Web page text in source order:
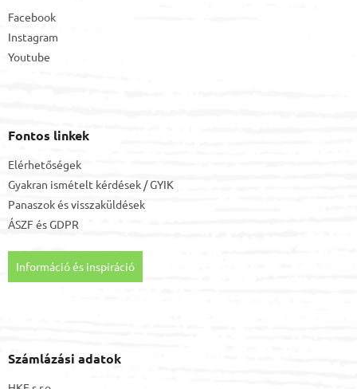
Facebook
Instagram
Youtube
Fontos linkek
Elérhetőségek
Gyakran ismételt kérdések / GYIK
Panaszok és visszaküldések
ÁSZF ésGDPR
Információ és inspiráció
Számlázási adatok